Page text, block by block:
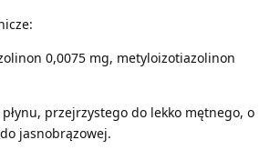
0,0075 mg, metyloizotiazolinon
przejrzystego do lekko mętnego, o
jasnobrązowej.